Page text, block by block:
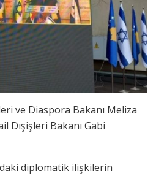
ve Diaspora Bakanı Meliza
Dışişleri Bakanı Gabi
diplomatik ilişkilerin